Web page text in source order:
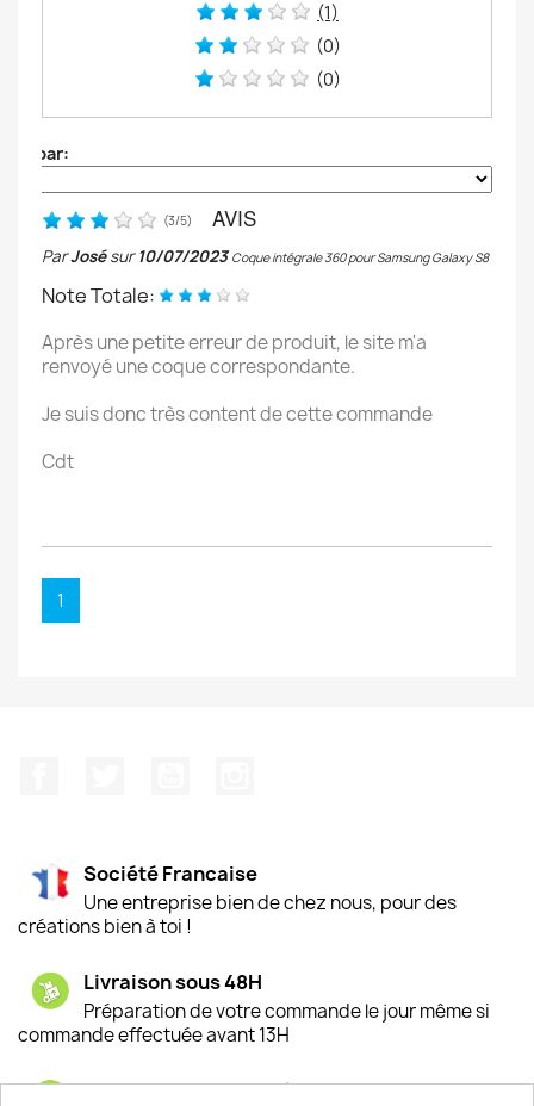
(1)
(0)
(0)
par:
(3/5) AVIS
ParJosésur10/07/2023 Coque intégrale 360 pour Samsung Galaxy S8
Note Totale:
Après une petite erreur de produit, le site m'a
renvoyé une coque correspondante.
Je suis donc très content de cette commande
Cdt
1
Société Francaise
Une entreprise bien de chez nous, pour des
créations bien à toi !
Livraison sous 48H
Préparation de votre commande le jour même si
commande effectuée avant 13H
Satisfaction de nos clients